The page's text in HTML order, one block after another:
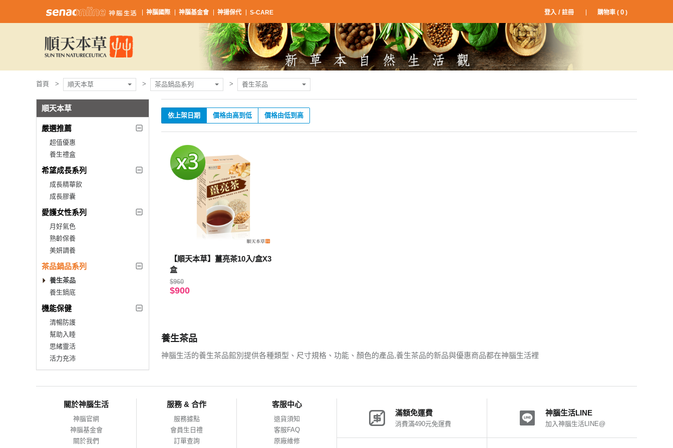
神腦國際 神腦基金會 神揚保代 S-CARE 登入 / 註冊 購物車 ( 0 )
首頁 順天本草 茶品鍋品系列 養生茶品
順天本草
嚴選推薦
超值優惠
養生禮盒
希望成長系列
成長精華飲
成長膠囊
愛護女性系列
月好氣色
熟齡保養
美妍調養
茶品鍋品系列
養生茶品
養生鍋底
機能保健
清暢防護
幫助入睡
思緒靈活
活力充沛
依上架日期 價格由高到低 價格由低到高
【順天本草】薑亮茶10入/盒X3
盒
$960
$900
養生茶品
神腦生活的養生茶品館別提供各種類型、尺寸規格、功能、顏色的產品,養生茶品的新品與優惠商品都在神腦生活裡
關於神腦生活
神腦官網
神腦基金會
關於我們
服務 & 合作
服務據點
會員生日禮
訂單查詢
客服中心
退貨須知
客服FAQ
原廠維修
滿額免運費
消費滿490元免運費
神腦生活LINE
加入神腦生活LINE@